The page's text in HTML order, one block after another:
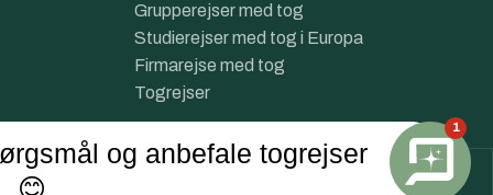
Grupperejser med tog
Studierejser med tog i Europa
Firmarejse med tog
Togrejser
1
og anbefale togrejser
😊